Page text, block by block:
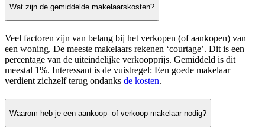
Wat zijn de gemiddelde makelaarskosten?
Veel factoren zijn van belang bij het verkopen (of aankopen) van
een woning. De meeste makelaars rekenen ‘courtage’. Dit is een
percentage van de uiteindelijke verkoopprijs. Gemiddeld is dit
meestal 1%. Interessant is de vuistregel: Een goede makelaar
verdient zichzelf terug ondanks de kosten.
Waarom heb je een aankoop- of verkoop makelaar nodig?